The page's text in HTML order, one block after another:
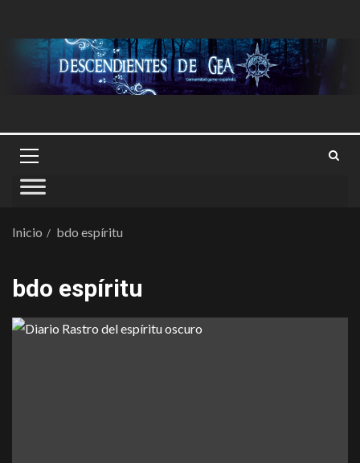
Inicio bdo espíritu
bdo espíritu